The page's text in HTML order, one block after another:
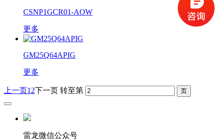
CSNP1GCR01-AOW
更多
GM25Q64APIG
更多
上一页1 2下一页 转至第
雷龙微信公众号